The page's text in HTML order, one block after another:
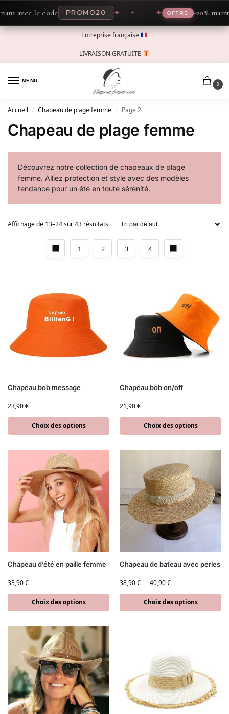
le code PROMO20 ✦ OFFRE -20%
Entreprise française
LIVRAISON GRATUITE
MENU
0
Accueil / Chapeau de plage femme / Page 2
Chapeau de plage femme
Découvrez notre collection de chapeaux de plage
femme. Alliez protection et style avec des modèles
tendance pour un été en toute sérénité.
Affichage de 13–24 sur 43 résultats
1 2 3 4
Chapeau bob message
23,90€
Choix des options
Chapeau bob on/off
21,90€
Choix des options
Chapeau d’été en paille femme
33,90€
Choix des options
Chapeau de bateau avec perles
38,90€ – 40,90€
Choix des options